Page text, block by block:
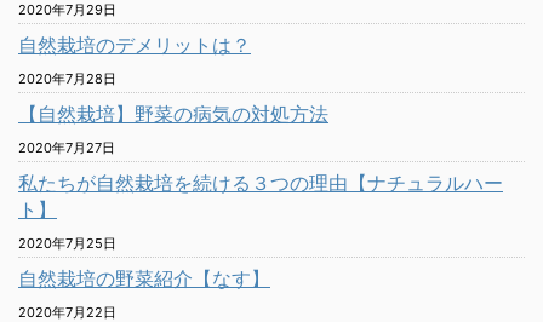
2020年7月29日
自然栽培のデメリットは？
2020年7月28日
【自然栽培】野菜の病気の対処方法
2020年7月27日
私たちが自然栽培を続ける３つの理由【ナチュラルハー
ト】
2020年7月25日
自然栽培の野菜紹介【なす】
2020年7月22日